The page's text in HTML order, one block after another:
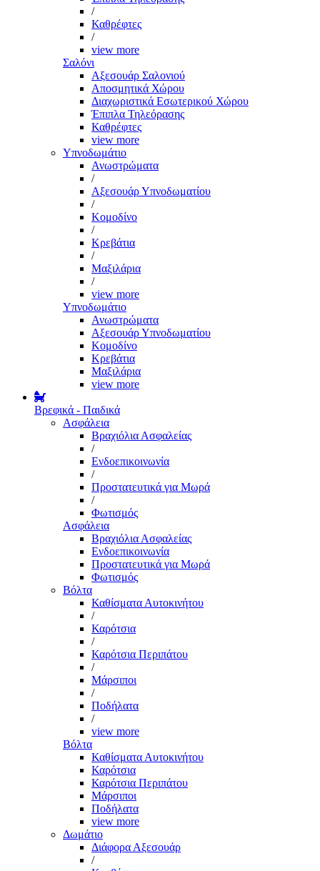
/
Καθρέφτες
/
view more
Σαλόνι
Αξεσουάρ Σαλονιού
Αποσμητικά Χώρου
Διαχωριστικά Εσωτερικού Χώρου
Έπιπλα Τηλεόρασης
Καθρέφτες
view more
Υπνοδωμάτιο
Ανωστρώματα
/
Αξεσουάρ Υπνοδωματίου
/
Κομοδίνο
/
Κρεβάτια
/
Μαξιλάρια
/
view more
Υπνοδωμάτιο
Ανωστρώματα
Αξεσουάρ Υπνοδωματίου
Κομοδίνο
Κρεβάτια
Μαξιλάρια
view more
Βρεφικά - Παιδικά
Ασφάλεια
Βραχιόλια Ασφαλείας
/
Ενδοεπικοινωνία
/
Προστατευτικά για Μωρά
/
Φωτισμός
Ασφάλεια
Βραχιόλια Ασφαλείας
Ενδοεπικοινωνία
Προστατευτικά για Μωρά
Φωτισμός
Βόλτα
Καθίσματα Αυτοκινήτου
/
Καρότσια
/
Καρότσια Περιπάτου
/
Μάρσιποι
/
Ποδήλατα
/
view more
Βόλτα
Καθίσματα Αυτοκινήτου
Καρότσια
Καρότσια Περιπάτου
Μάρσιποι
Ποδήλατα
view more
Δωμάτιο
Διάφορα Αξεσουάρ
/